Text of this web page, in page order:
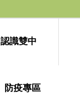
認識雙中
防疫專區